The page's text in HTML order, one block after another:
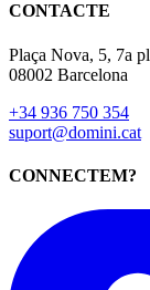
CONTACTE
Plaça Nova, 5, 7a
08002 Barcelona
+34 936 750 354
suport@domini.cat
CONNECTEM?